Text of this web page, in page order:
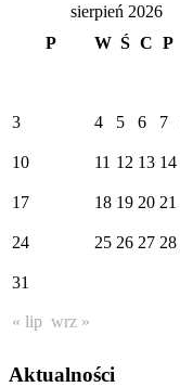
sierpień 2026
P
W Ś C P
3 4 5 6 7
10 11 12 13 14
17 18 19 20 21
24 25 26 27 28
31
« lip wrz »
Aktualności